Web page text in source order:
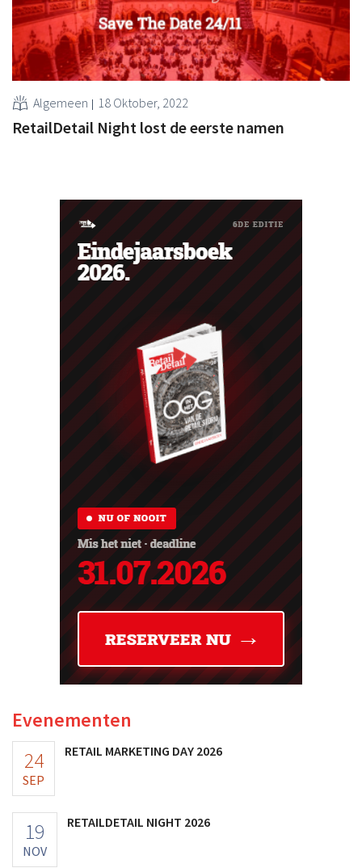
Algemeen 18 Oktober, 2022
RetailDetail Night lost de eerste namen
Evenementen
24
SEP
RETAIL MARKETING DAY 2026
19
NOV
RETAILDETAIL NIGHT 2026